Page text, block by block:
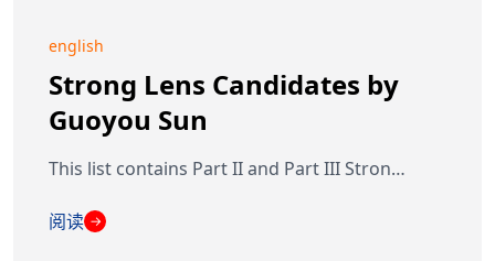
english
Strong Lens Candidates by
Guoyou Sun
This list contains Part II and Part III Stron…
阅读 →